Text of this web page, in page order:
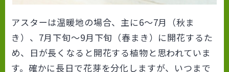
アスターは温暖地の場合、主に6～7月（秋ま
き）、7月下旬～9月下旬（春まき）に開花するた
め、日が長くなると開花する植物と思われていま
す。確かに長日で花芽を分化しますが、いつまで